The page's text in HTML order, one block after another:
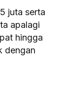
juta serta
apalagi
hingga
dengan